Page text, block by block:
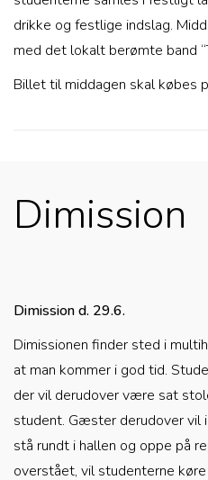
drikke og festlige indslag.
med det lokalt berømte band
Billet til middagen skal købes
Dimission
Dimission d. 29.6.
Dimissionen finder sted i
at man kommer i god tid.
der vil derudover være sat
student. Gæster derudover vil
stå rundt i hallen og oppe på
overstået, vil studenterne